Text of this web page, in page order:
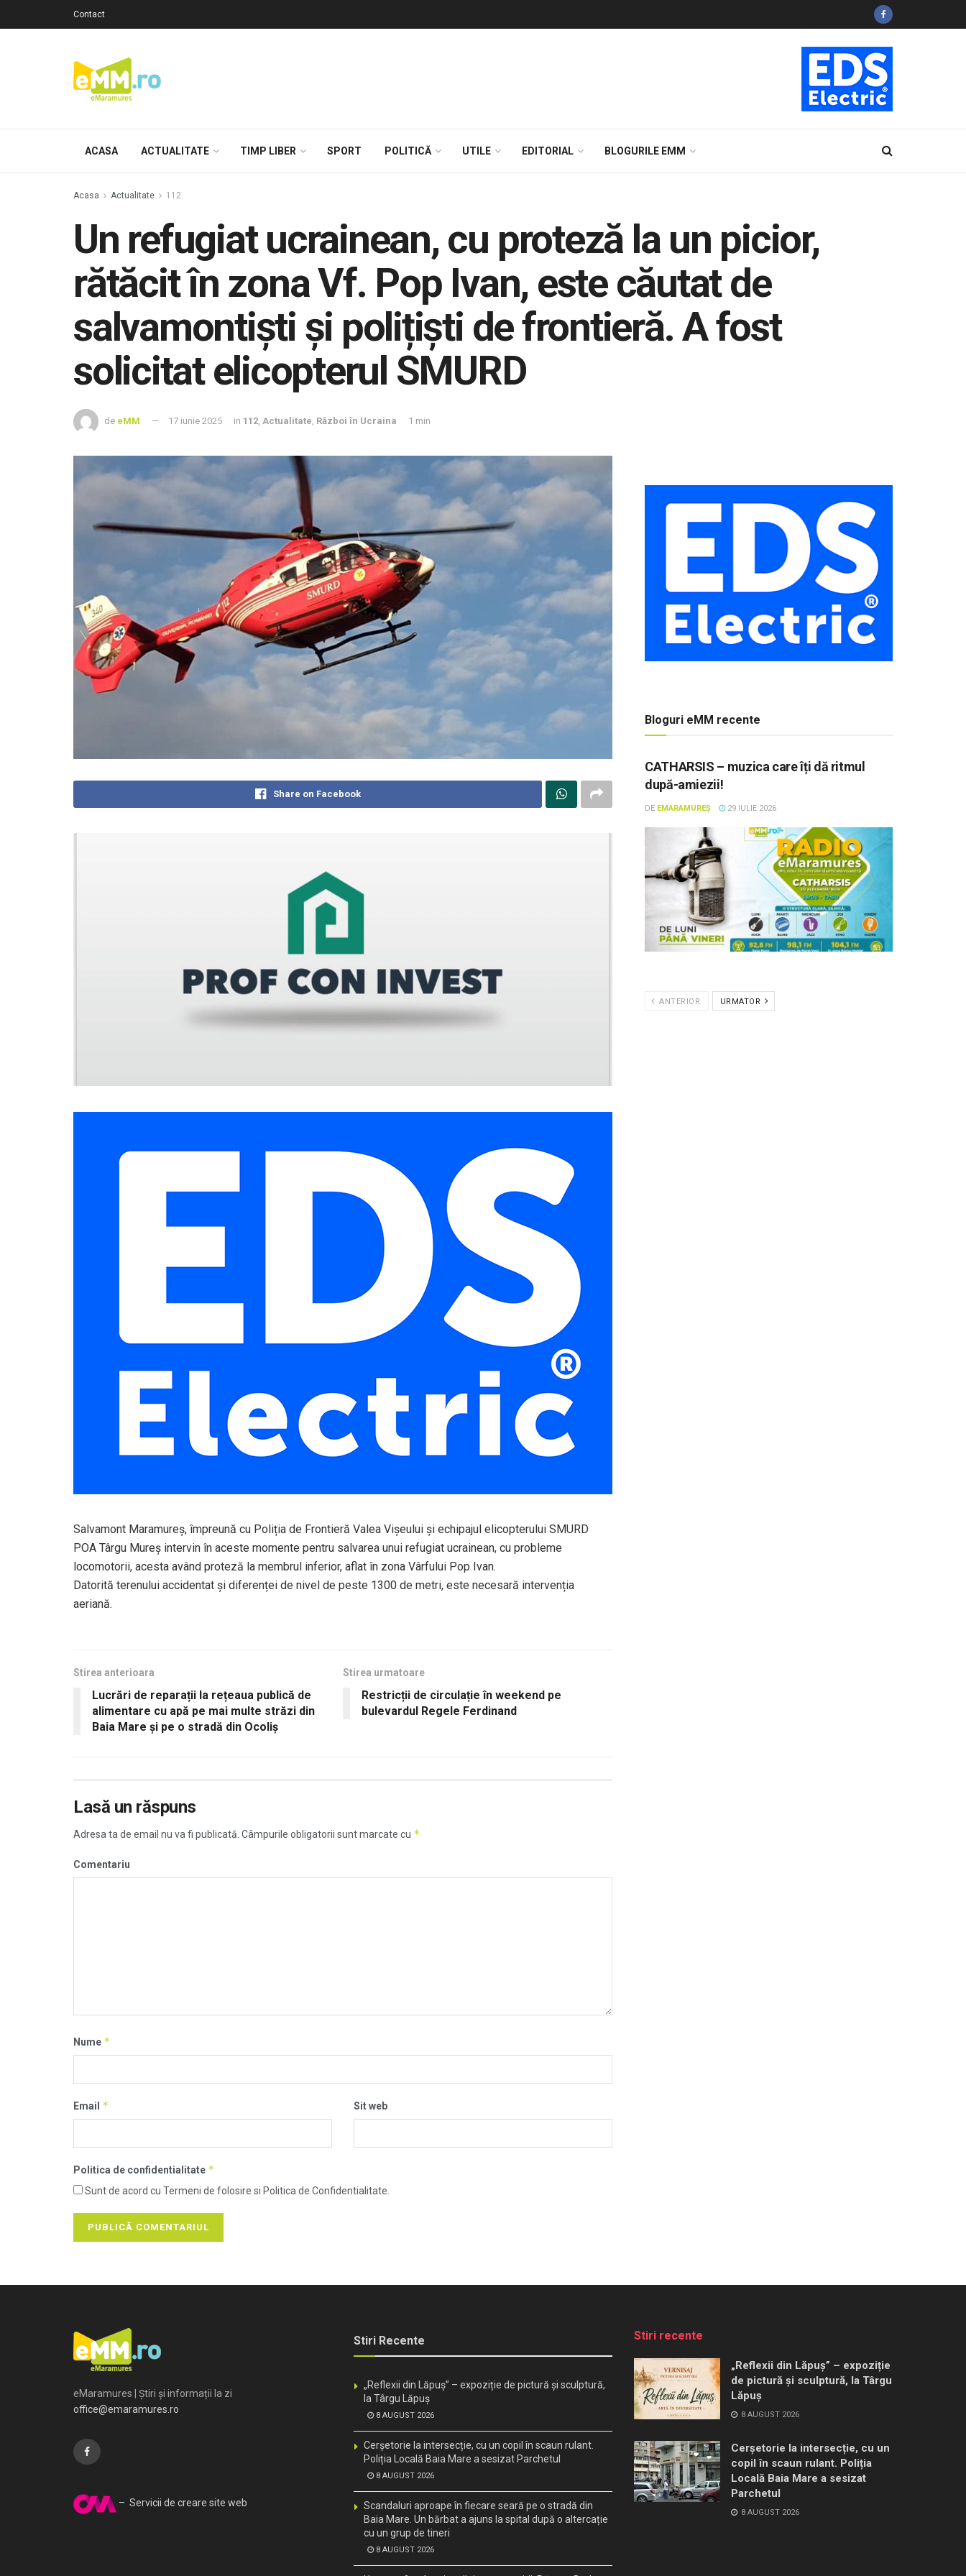
Contact
ACASA ACTUALITATE TIMP LIBER SPORT POLITICĂ UTILE EDITORIAL BLOGURILE EMM
Acasa Actualitate 112
Un refugiat ucrainean, cu proteză la un picior,
rătăcit în zona Vf. Pop Ivan, este căutat de
salvamontiști și polițiști de frontieră. A fost
solicitat elicopterul SMURD
de eMM 17 iunie 2025 in 112, Actualitate, Război în Ucraina 1 min
Share on Facebook
Salvamont Maramureș, împreună cu Poliția de Frontieră Valea Vișeului și echipajul elicopterului SMURD
POA Târgu Mureș intervin în aceste momente pentru salvarea unui refugiat ucrainean, cu probleme
locomotorii, acesta având proteză la membrul inferior, aflat în zona Vârfului Pop Ivan.
Datorită terenului accidentat și diferenței de nivel de peste 1300 de metri, este necesară intervenția
aeriană.
Stirea anterioara
Lucrări de reparații la rețeaua publică de
alimentare cu apă pe mai multe străzi din
Baia Mare și pe o stradă din Ocoliș
Stirea urmatoare
Restricții de circulație în weekend pe
bulevardul Regele Ferdinand
Lasă un răspuns
Adresa ta de email nu va fi publicată. Câmpurile obligatorii sunt marcate cu *
Comentariu
Nume *
Email * Sit web
Politica de confidentialitate *
Sunt de acord cu Termeni de folosire si Politica de Confidentialitate.
Bloguri eMM recente
CATHARSIS – muzica care îți dă ritmul
după-amiezii!
DE EMARAMUREȘ 29 IULIE 2026
ANTERIOR URMATOR
eMaramures | Știri și informații la zi
office@emaramures.ro
– Servicii de creare site web
Stiri Recente
„Reflexii din Lăpuș” – expoziție de pictură și sculptură,
la Târgu Lăpuș
8 AUGUST 2026
Cerșetorie la intersecție, cu un copil în scaun rulant.
Poliția Locală Baia Mare a sesizat Parchetul
8 AUGUST 2026
Scandaluri aproape în fiecare seară pe o stradă din
Baia Mare. Un bărbat a ajuns la spital după o altercație
cu un grup de tineri
8 AUGUST 2026
Stiri recente
„Reflexii din Lăpuș” – expoziție
de pictură și sculptură, la Târgu
Lăpuș
8 AUGUST 2026
Cerșetorie la intersecție, cu un
copil în scaun rulant. Poliția
Locală Baia Mare a sesizat
Parchetul
8 AUGUST 2026